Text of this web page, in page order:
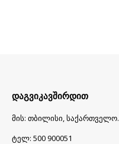
ᲓᲐᲒᲕᲘᲙᲐᲕᲨᲘᲠᲓᲘᲗ
მის: თბილისი, საქართველო.
ტელ: 500 900051